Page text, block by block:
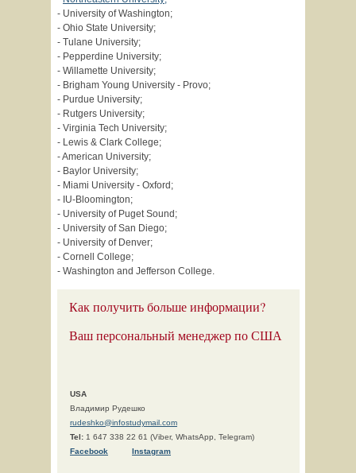
- University of Washington;
- Ohio State University;
- Tulane University;
- Pepperdine University;
- Willamette University;
- Brigham Young University - Provo;
- Purdue University;
- Rutgers University;
- Virginia Tech University;
- Lewis & Clark College;
- American University;
- Baylor University;
- Miami University - Oxford;
- IU-Bloomington;
- University of Puget Sound;
- University of San Diego;
- University of Denver;
- Cornell College;
- Washington and Jefferson College.
Как получить больше информации?
Ваш персональный менеджер по США
USA
Владимир Рудешко
rudeshko@infostudymail.com
Tel: 1 647 338 22 61 (Viber, WhatsApp, Telegram)
Facebook Instagram